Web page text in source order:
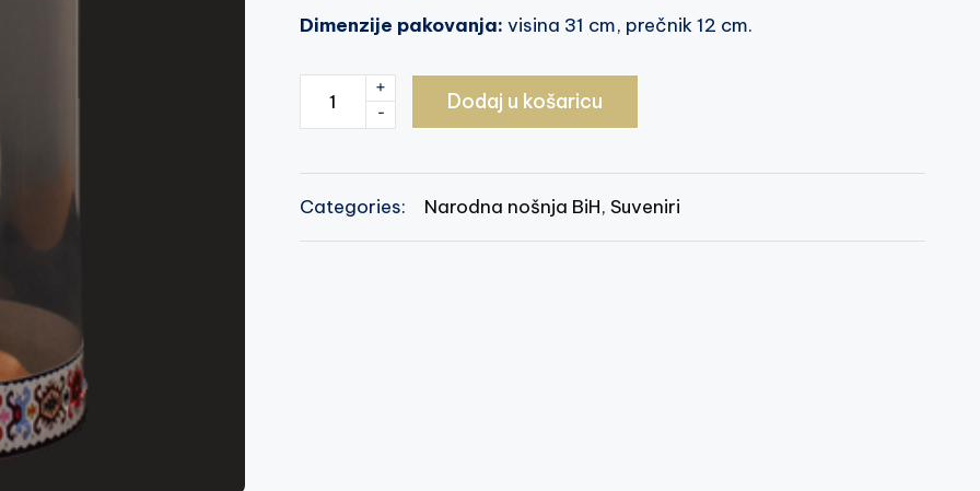
Dimenzije pakovanja: visina 31 cm, prečnik 12 cm.
hrvatska
Kraljeva
Sutjeska
-
+
Dodaj u košaricu
Categories: Narodna nošnja BiH, Suveniri